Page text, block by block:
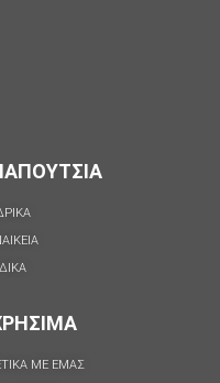
ΜΕ ΕΜΑΣ